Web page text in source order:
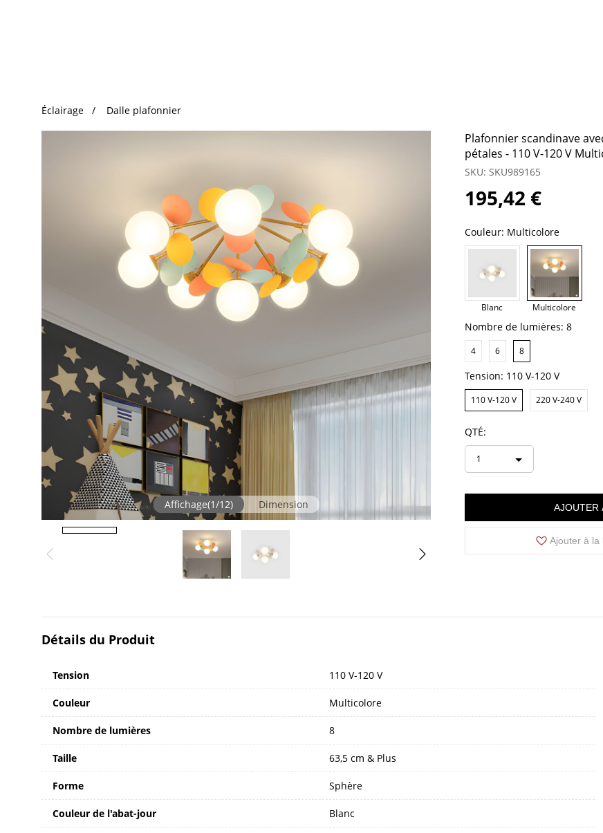
Éclairage Dalle plafonnier
Affichage(1/12) Dimension
Plafonnier scandinave
pétales - 110 V-120 V
SKU: SKU989165
195,42 €
Couleur: Multicolore
Blanc Multicolore
Nombre de lumières: 8
4 6 8
Tension: 110 V-120 V
110 V-120 V 220 V-240 V
QTÉ:
1
AJOUTER
Ajouter à la
Détails du Produit
Tension 110 V-120 V
Couleur Multicolore
Nombre de lumières 8
Taille 63,5 cm & Plus
Forme Sphère
Couleur de l'abat-jour Blanc